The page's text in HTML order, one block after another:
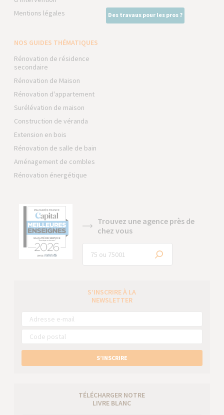
Mentions légales
Des travaux pour les pros ?
NOS GUIDES THÉMATIQUES
Rénovation de résidence
secondaire
Rénovation de Maison
Rénovation d'appartement
Surélévation de maison
Construction de véranda
Extension en bois
Rénovation de salle de bain
Aménagement de combles
Rénovation énergétique
Trouvez une agence près de
chez vous
S’INSCRIRE À LA
NEWSLETTER
S’INSCRIRE
TÉLÉCHARGER NOTRE
LIVRE BLANC